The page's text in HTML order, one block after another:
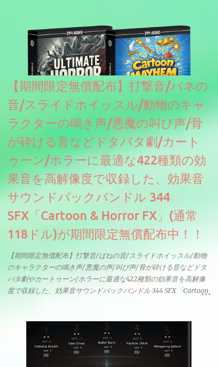
のあるDrumNetのメーカーです。調べたところによるとオープン
ソースを元に設計・改良した製品のようです。
【期間限定無償配布】打撃音/バネの
音/スライドホイッスル/動物のキャ
ラクターの鳴き声/悪魔の叫び声/骨
が砕ける音などドタバタ劇/カート
ゥーン/ホラーに最適な422種類の効
果音を高解像度で収録した、効果音
サウンドパックバンドル 344
SFX「Cartoon & Horror FX」(通常
118ドル)が期間限定無償配布中！！
【期間限定無償配布】打撃音/ばねの音/スライドホイッスル/動物
のキャラクターの鳴き声/悪魔の声/叫び声/骨が砕ける音などドタ
バタ劇やカートゥーン/ホラーに最適な422種類の効果音を高解像
度で収録した、効果音サウンドパックバンドル 344 SFX「Cartoon